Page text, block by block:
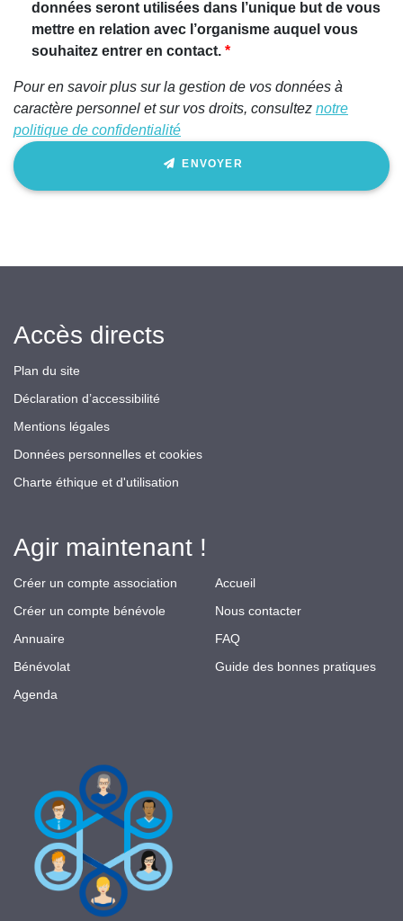
être
humain,
ignorez
champ
données seront utilisées dans l’unique but de vous
mettre en relation avec l’organisme auquel vous
souhaitez entrer en contact.
Pour en savoir plus sur la gestion de vos données à
caractère personnel et sur vos droits, consultez notre
politique de confidentialité
ENVOYER
Accès directs
Plan du site
Déclaration d’accessibilité
Mentions légales
Données personnelles et cookies
Charte éthique et d'utilisation
Agir maintenant !
Créer un compte association
Créer un compte bénévole
Annuaire
Bénévolat
Agenda
Accueil
Nous contacter
FAQ
Guide des bonnes pratiques